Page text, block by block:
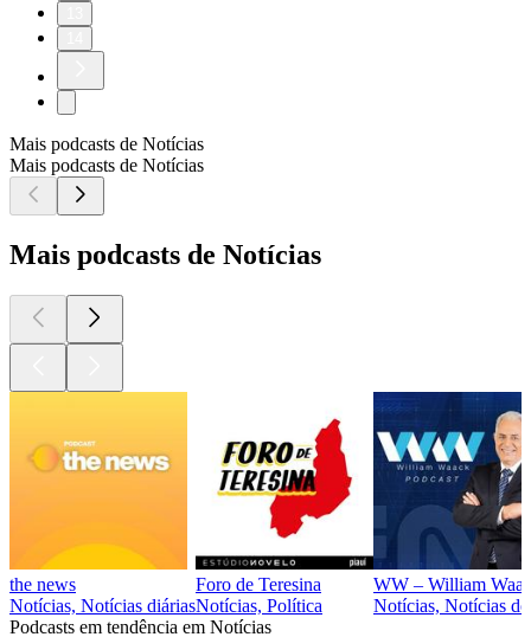
Mais podcasts de Notícias
Mais podcasts de Notícias
Mais podcasts de Notícias
the news
Notícias, Notícias diárias
Foro de Teresina
Notícias, Política
WW – William
Notícias, Notícias
Podcasts em tendência em Notícias